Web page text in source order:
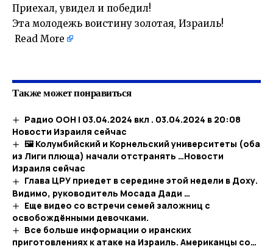
Приехал, увидел и победил!
Эта молодежь воистину золотая, Израиль!
Read More
Также может понравиться
Радио ООН | 03.04.2024 вкл . 03.04.2024 в 20:08​
Новости Израиля сейчас
🖼 Колумбийский и Корнельский университеты (оба
из Лиги плюща) начали отстранять …​Новости
Израиля сейчас
Глава ЦРУ приедет в середине этой недели в Доху.
Видимо, руководитель Мосада Дади …
Еще видео со встречи семей заложниц с
освобождёнными девочками.
Все больше информации о иранских
приготовлениях к атаке на Израиль. Американцы со…